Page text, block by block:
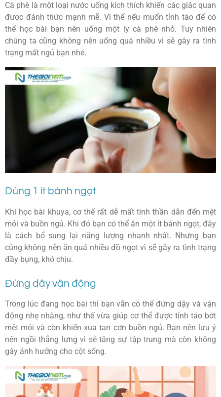
Cà phê là một loại nước uống kích thích khiến các giác quan
được đánh thức mạnh mẽ. Vì thế nếu muốn tỉnh táo để có
thể học bài bạn nên uống một ly cà phê nhỏ. Tuy nhiên
chúng ta cũng không nên uống quá nhiều vì sẽ gây ra tình
trạng mất ngủ bạn nhé.
Dùng 1 ít bánh ngọt
Khi học bài khuya, cơ thể rất dễ mất tinh thần dẫn đến mệt
mỏi và buồn ngủ. Khi đó bạn có thể ăn một ít bánh ngọt, đây
là cách bổ sung lại năng lượng nhanh nhất. Nhưng bạn
cũng không nên ăn quá nhiều đồ ngọt vì sẽ gây ra tình trạng
đầy bụng, khó chịu.
Đứng dậy vận động
Trong lúc đang học bài thì bạn vẫn có thể đứng dậy và vận
động nhẹ nhàng, như thế vừa giúp cơ thể được tỉnh táo bớt
mệt mỏi và còn khiến xua tan cơn buồn ngủ. Bạn nên lưu ý
nên ngồi thẳng lưng vì sẽ tăng sự tập trung mà còn không
gây ảnh hưởng cho cột sống.